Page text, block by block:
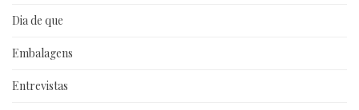
Dia de que
Embalagens
Entrevistas